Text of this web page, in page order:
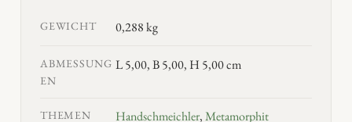
GEWICHT 0,288 kg
ABMESSUNG
EN
L 5,00, B 5,00, H 5,00 cm
THEMEN Handschmeichler,Metamorphit